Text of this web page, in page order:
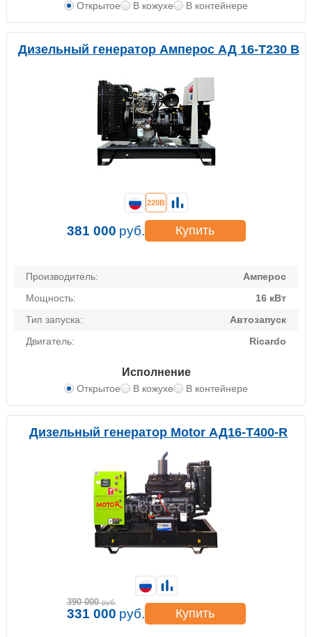
Открытое В кожухе В контейнере
Дизельный генератор Амперос АД 16-Т230 B
Производитель:
Амперос
Мощность:
16 кВт
Тип запуска:
Автозапуск
Двигатель:
Ricardo
Исполнение
Открытое В кожухе В контейнере
220В
381 000 руб. Купить
Дизельный генератор Motor АД16-Т400-R
390 000 руб.
331 000 руб. Купить